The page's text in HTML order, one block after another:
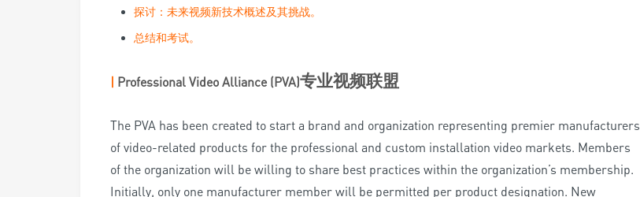
探讨：未来视频新技术概述及其挑战。
总结和考试。
Professional Video Alliance (PVA)专业视频联盟
The PVA has been created to start a brand and organization representing premier manufacturers
of video-related products for the professional and custom installation video markets. Members
of the organization will be willing to share best practices within the organization’s membership.
Initially, only one manufacturer member will be permitted per product designation. New